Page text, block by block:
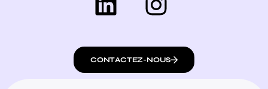
CONTACTEZ-NOUS